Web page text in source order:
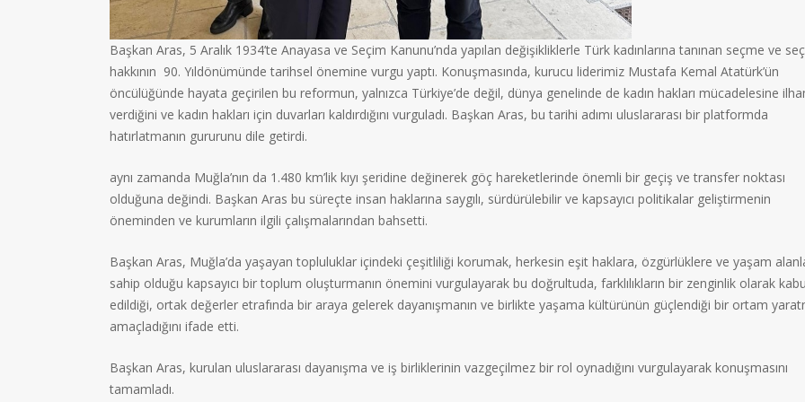
Başkan Aras, 5 Aralık 1934’te Anayasa ve Seçim Kanunu’nda yapılan değişikliklerle Türk kadınlarına tanınan seçme ve
hakkının 90. Yıldönümünde tarihsel önemine vurgu yaptı. Konuşmasında, kurucu liderimiz Mustafa Kemal Atatürk’ün
öncülüğünde hayata geçirilen bu reformun, yalnızca Türkiye’de değil, dünya genelinde de kadın hakları mücadelesine
verdiğini ve kadın hakları için duvarları kaldırdığını vurguladı. Başkan Aras, bu tarihi adımı uluslararası bir platformda
hatırlatmanın gururunu dile getirdi.
aynı zamanda Muğla’nın da 1.480 km’lik kıyı şeridine değinerek göç hareketlerinde önemli bir geçiş ve transfer noktası
olduğuna değindi. Başkan Aras bu süreçte insan haklarına saygılı, sürdürülebilir ve kapsayıcı politikalar geliştirmenin
öneminden ve kurumların ilgili çalışmalarından bahsetti.
Başkan Aras, Muğla’da yaşayan topluluklar içindeki çeşitliliği korumak, herkesin eşit haklara, özgürlüklere ve yaşam
sahip olduğu kapsayıcı bir toplum oluşturmanın önemini vurgulayarak bu doğrultuda, farklılıkların bir zenginlik olarak
edildiği, ortak değerler etrafında bir araya gelerek dayanışmanın ve birlikte yaşama kültürünün güçlendiği bir ortam
amaçladığını ifade etti.
Başkan Aras, kurulan uluslararası dayanışma ve iş birliklerinin vazgeçilmez bir rol oynadığını vurgulayarak konuşmasını
tamamladı.